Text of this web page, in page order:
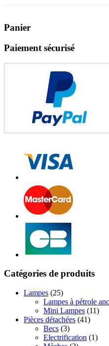
Panier
Paiement sécurisé
Catégories de produits
Lampes (25)
Lampes à pétrole
Mini Lampes (11)
Pièces détachées (41)
Becs (3)
Electrification (1)